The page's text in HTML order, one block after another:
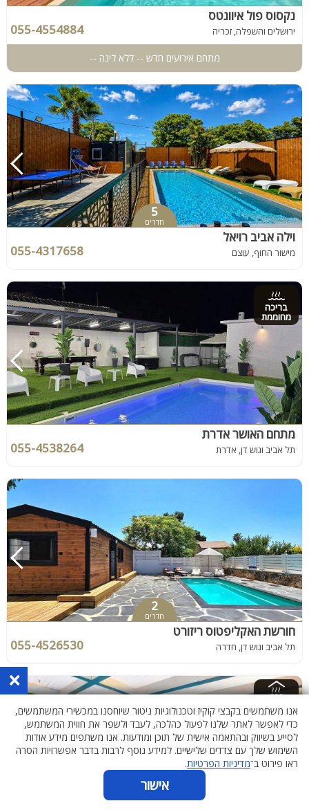
נקסוס פול איוונטס
ירושלים והשפלה, זכריה 055-4554884
מתחם אירועים חדש -- ללא לינה --
5
חדרים
וילה אביב רויאל
מישור החוף, עוצם 055-4317658
בריכה
מחוממת
מתחם האושר אדרת
תל אביב וגוש דן, אדרת 055-4538264
2
חדרים
חורשת האקליפטוס ריזורט
תל אביב וגוש דן, חדרה 055-4526530
מחוממת
ומקורה
2
×
אנו משתמשים בקבצי קוקיז וטכנולוגיות ניטור שיוחסנו במכשירי המשתמשים,
כדי לאפשר לאתר שלנו לפעול כהלכה, לעבד ולשפר את חווית המשתמש,
לסייע בשיווק ובהתאמה אישית של תוכן ומודעות. אנו משתפים מידע אודות
השימוש שלך עם צדדים שלישיים. למידע נוסף לרבות בדבר אפשרויות הסרה
ראו פירוט ב־מדיניות הפרטיות.
אישור